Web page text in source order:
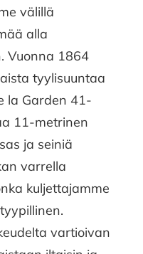
välillä
alla
Vuonna 1864
tyylisuuntaa
la Garden 41-
11-metrinen
ja seiniä
varrella
kuljettajamme
vartioivan